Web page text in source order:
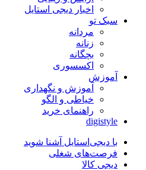
اخبار دیجی استایل
سبک تو
مردانه
زنانه
بچگانه
اکسسوری
آموزش
آموزش و نگهداری
خیاطی و الگو
راهنمای خرید
digistyle
با دیجی‌استایل آشنا شوید
فرصت‌های شغلی
دیجی کالا